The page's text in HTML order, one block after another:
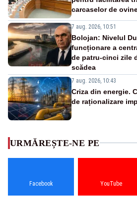
carcaselor de
7 aug. 2026, 10:51
Bolojan: Nivelul
funcționare a
de patru-cinci zile
scădea
7 aug. 2026, 10:43
Criza din energie.
de raționalizare
URMĂREȘTE-NE PE
Facebook YouTube